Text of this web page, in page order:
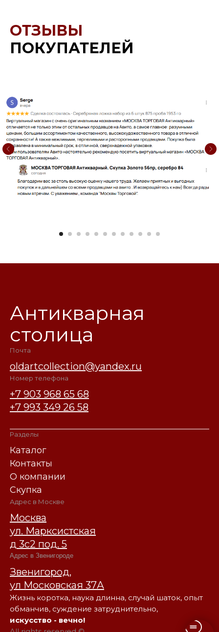
ОТЗЫВЫ
ПОКУПАТЕЛЕЙ
Антикварная
столица
Почта
oldartcollection@yandex.ru
Номер телефона
+7 903 968 65 68
+7 993 349 26 58
Разделы
Каталог
Контакты
О компании
Скупка
Адрес в Москве
Москва
ул. Марксистская
д 3с2 под. 5
Адрес в Звенигороде
Звенигород,
ул Московская 37А
Жизнь коротка, наука длинна, случай шаток, опыт
обманчив, суждение затруднительно,
искусство - вечно!